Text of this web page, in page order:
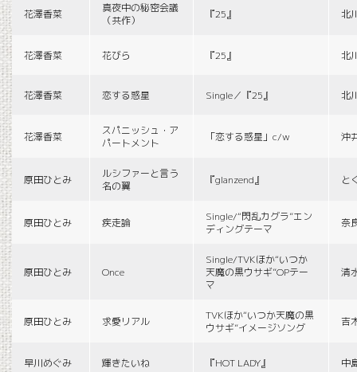
花澤香菜
真夜中の秘密会議
（共作）
『25』 北
花澤香菜 花びら 『25』 北
花澤香菜 恋する惑星 Single／『25』 北
花澤香菜
スパニッシュ・ア
パートメント
「恋する惑星」c/w 沖
原田ひとみ
ルシファーと言う
名の翼
『glanzend』 と
原田ひとみ 疾走論
Single/“閃乱カグラ”エン
ディングテーマ
奈
原田ひとみ Once
Single/TVKほか“いつか
天魔の黒ウサギ”OPテー
マ
清
原田ひとみ 求愛リアル
TVKほか“いつか天魔の黒
ウサギ”イメージソング
吉
早川めぐみ 輝きたいね 『HOT LADY』 中